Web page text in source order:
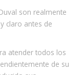
son realmente
claro antes de
atender todos los
de su